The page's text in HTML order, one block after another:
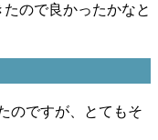
ので良かったかなと
のですが、とてもそ